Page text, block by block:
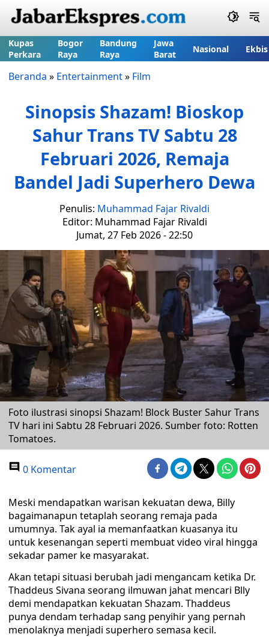
Kupas
Perkara
Bogor
Raya
Bandung
Raya
Jawa
Barat
Nasional Ekbis
Beranda » Entertainment» Film
Sinopsis Shazam! Bioskop
Sahur Trans TV Sabtu 28
Februari 2026, Remaja
Bandel Jadi Superhero Dewa
Penulis: Muhammad Fajar Rivaldi
Editor: Muhammad Fajar Rivaldi
Jumat, 27 Feb 2026 - 22:50
Foto ilustrasi sinopsi Shazam! Block Buster Sahur Trans
TV hari ini Sabtu 28 Februari 2026. Sumber foto: Rotten
Tomatoes.
0 Komentar
Meski mendapatkan warisan kekuatan dewa, Billy
bagaimanapun tetaplah seorang remaja pada
umumnya. Tak ayal ia memanfaatkan kuasanya itu
untuk kesenangan seperti membuat video viral hingga
sekadar pamer ke masyarakat.
Akan tetapi situasi berubah jadi mengancam ketika Dr.
Thaddeus Sivana seorang ilmuwan jahat mencari Blly
demi mendapatkan kekuatan Shazam. Thaddeus
punya dendam terhadap sang penyihir yang pernah
menolaknya menjadi superhero semasa kecil.